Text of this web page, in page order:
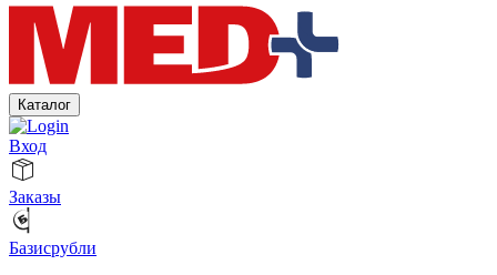
Каталог
Вход
Заказы
Базисрубли